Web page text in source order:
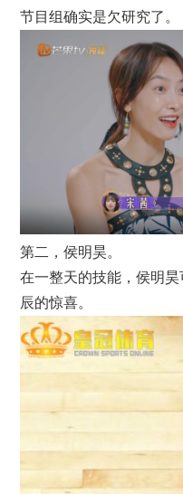
节目组确实是欠研究了。
第二，侯明昊。
在一整天的技能，侯明
辰的惊喜。